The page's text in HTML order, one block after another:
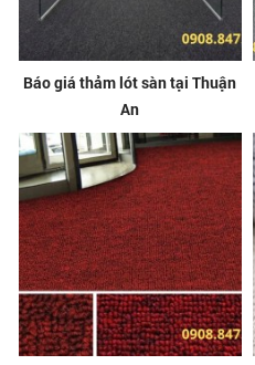
Báo giá thảm lót sàn tại Thuận
An